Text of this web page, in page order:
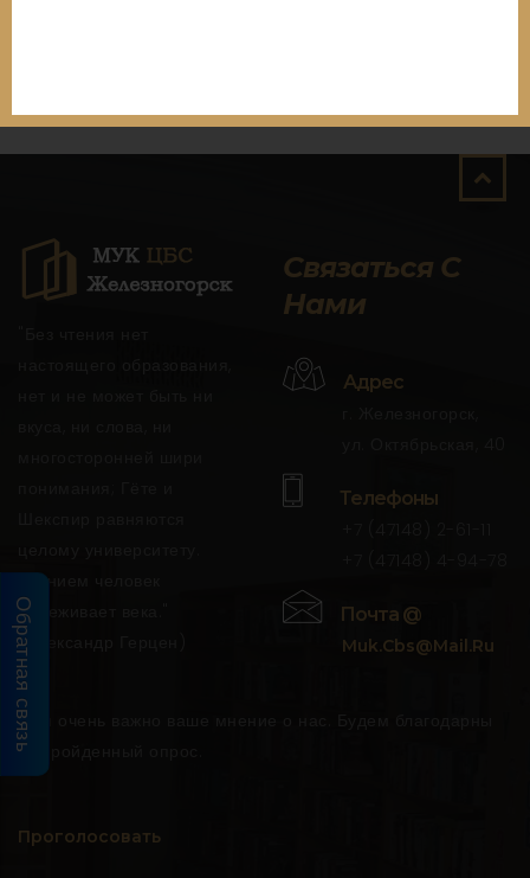
Чтением человек
переживает века."
(Александр Герцен)
Связаться С
Нами
Адрес
Телефоны
Почта @
Muk.cbs@mail.ru
Нам очень важно ваше мнение о нас. Будем благодарны
за пройденный опрос.
Проголосовать
Обратная связь